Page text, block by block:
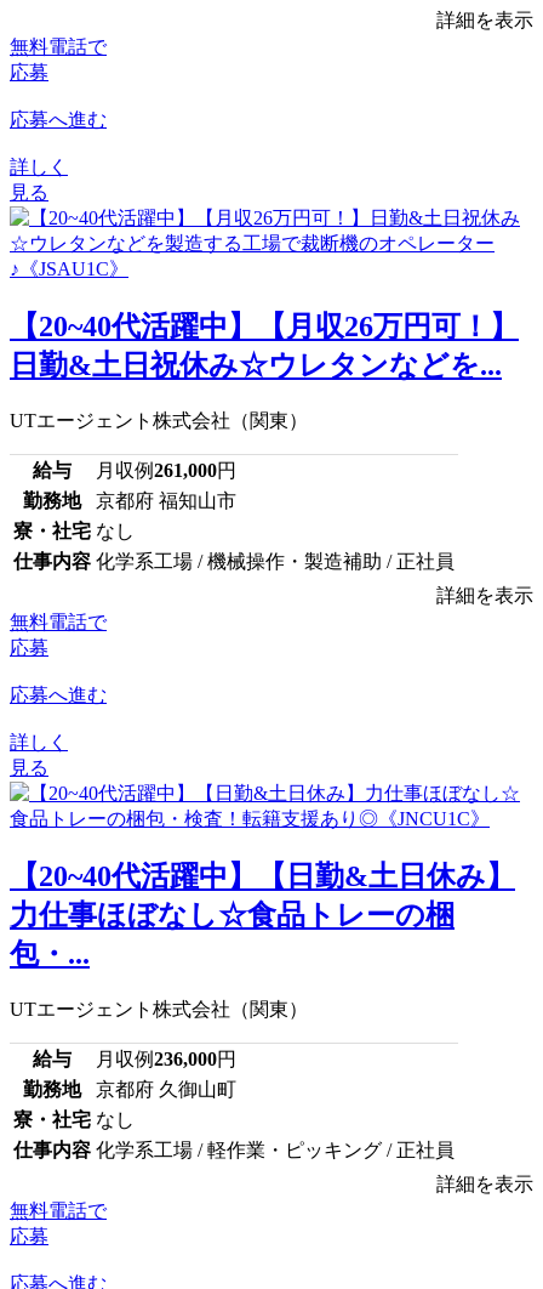
詳細を表示
無料電話で
応募
応募へ進む
詳しく
見る
【20~40代活躍中】【月収26万円可！】
日勤&土日祝休み☆ウレタンなどを...
UTエージェント株式会社（関東）
給与 月収例261,000円
勤務地
京都府 福知山市
寮・社宅 なし
仕事内容 化学系工場 / 機械操作・製造補助 / 正社員
詳細を表示
無料電話で
応募
応募へ進む
詳しく
見る
【20~40代活躍中】【日勤&土日休み】
力仕事ほぼなし☆食品トレーの梱
包・...
UTエージェント株式会社（関東）
給与 月収例236,000円
勤務地
京都府 久御山町
寮・社宅 なし
仕事内容 化学系工場 / 軽作業・ピッキング / 正社員
詳細を表示
無料電話で
応募
応募へ進む